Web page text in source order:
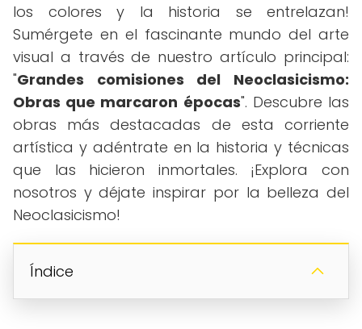
los colores y la historia se entrelazan!
Sumérgete en el fascinante mundo del arte
visual a través de nuestro artículo principal:
"Grandes comisiones del Neoclasicismo:
Obras que marcaron épocas". Descubre las
obras más destacadas de esta corriente
artística y adéntrate en la historia y técnicas
que las hicieron inmortales. ¡Explora con
nosotros y déjate inspirar por la belleza del
Neoclasicismo!
Índice